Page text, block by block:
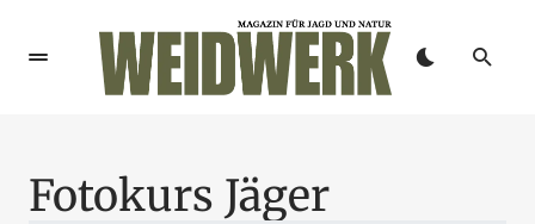
Fotokurs Jäger